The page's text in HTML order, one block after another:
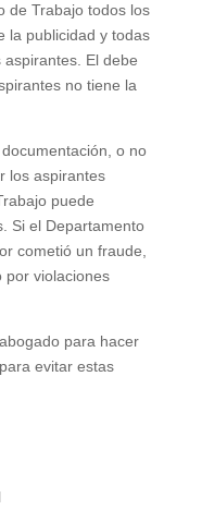
de Trabajo todos los
la publicidad y todas
El debe
no tiene la
o no
los aspirantes
puede
Si el Departamento
cometió un fraude,
por violaciones
para hacer
evitar estas